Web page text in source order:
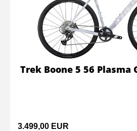
3.499,00 EUR
Trek Boone 5 56 Plasma